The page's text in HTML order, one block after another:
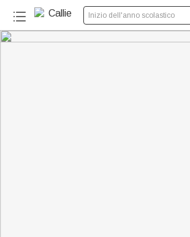
Inizio dell'anno scolastico